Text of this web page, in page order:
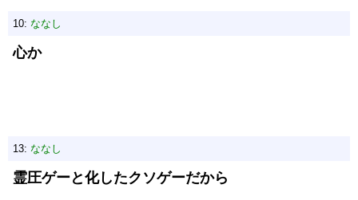
10: ななし
心か
13: ななし
霊圧ゲーと化したクソゲーだから